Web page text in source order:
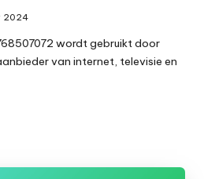
2024
wordt gebruikt door
van internet, televisie en